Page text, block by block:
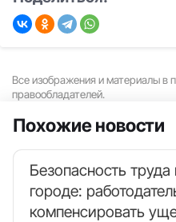
Все изображения и материалы в
правообладателей.
Похожие новости
Безопасность
городе:
компенсировать